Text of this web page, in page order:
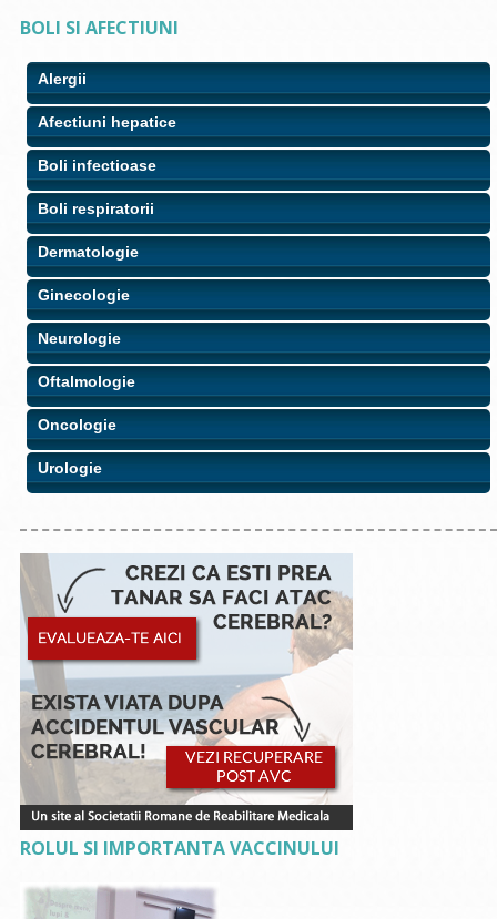
BOLI SI AFECTIUNI
Alergii
Afectiuni hepatice
Boli infectioase
Boli respiratorii
Dermatologie
Ginecologie
Neurologie
Oftalmologie
Oncologie
Urologie
ROLUL SI IMPORTANTA VACCINULUI